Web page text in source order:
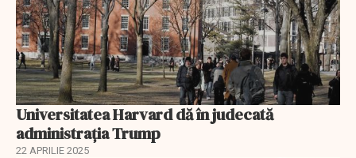
Universitatea Harvard dă în judecată
administrația Trump
22 APRILIE 2025